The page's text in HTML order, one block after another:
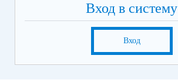
Вход в систему
Вход